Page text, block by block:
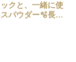
クと、一緒に使
パウダー🫧長